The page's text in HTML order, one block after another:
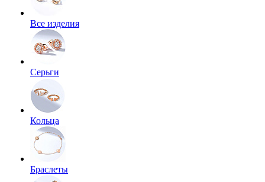
Все изделия
Серьги
Кольца
Браслеты